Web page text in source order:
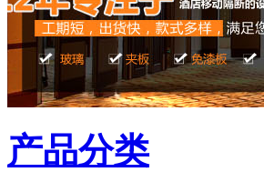
产品分类